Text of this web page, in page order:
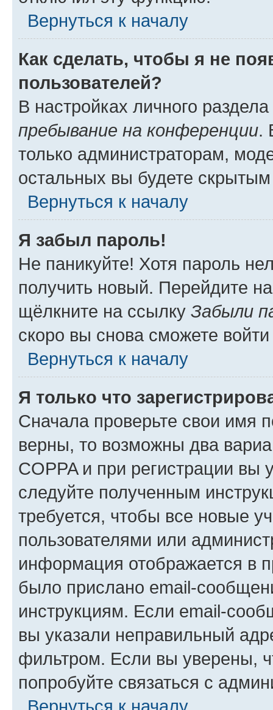
Вернуться к началу
Как сделать, чтобы я не
пользователей?
В настройках личного
пребывание на конференции.
только администраторам,
остальных вы будете
Вернуться к началу
Я забыл пароль!
Не паникуйте! Хотя пароль
получить новый. Перейдите
щёлкните на ссылку Забыли
скоро вы снова сможете
Вернуться к началу
Я только что
Сначала проверьте свои имя
верны, то возможны два
COPPA и при регистрации вы
следуйте полученным
требуется, чтобы все новые
пользователями или
информация отображается в
было прислано email-
инструкциям. Если email-
вы указали неправильный
фильтром. Если вы уверены,
попробуйте связаться с
Вернуться к началу